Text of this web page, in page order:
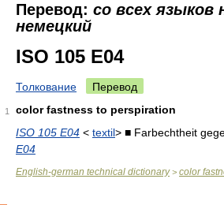
Перевод: со всех языков
немецкий
ISO 105 E04
Толкование Перевод
1
color fastness to perspiration
ISO 105 E04 < textil> ■ Farbechtheit
E04
English-german technical dictionary> color